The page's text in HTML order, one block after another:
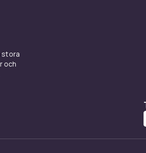
en personlig prägel
stora
och